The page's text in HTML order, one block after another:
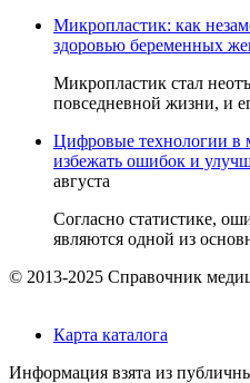
Микропластик: как
здоровью беременных
Микропластик стал
повседневной жизни, и
Цифровые технологии в
избежать ошибок и
августа
Согласно статистике,
являются одной из
© 2013-2025 Справочник
Карта каталога
Информация взята из